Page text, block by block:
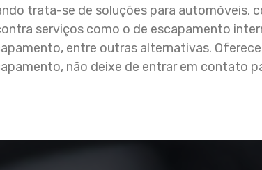
trata-se de soluções para automóveis,
serviços como o de escapamento
entre outras alternativas.
não deixe de entrar em contato